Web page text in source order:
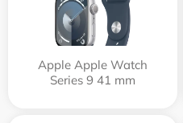
Apple Apple Watch
Series 9 41 mm